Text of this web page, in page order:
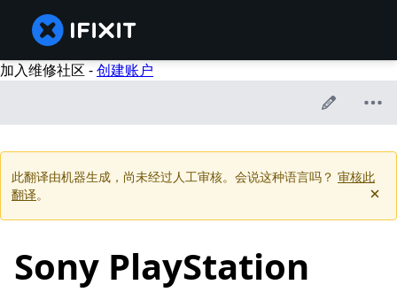
加入维修社区 -创建账户
此翻译由机器生成，尚未经过人工审核。会说这种语言吗？ 审核此
翻译。
Sony PlayStation